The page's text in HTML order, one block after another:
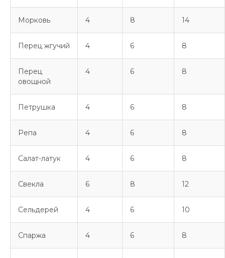
Морковь 4 8 14
Перец жгучий 4 6 8
Перец
овощной
4 6 8
Петрушка 4 6 8
Репа 4 6 8
Салат-латук 4 6 8
Свекла 6 8 12
Сельдерей 4 6 10
Спаржа 4 6 8